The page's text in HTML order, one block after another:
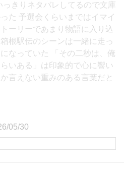
っきりネタバレしてるので文庫
た 予選会くらいまではイマイ
ーリーであまり物語に入り込
根駅伝のシーンは一緒に走っ
なっていた 「その二秒は、俺
いある」は印象的で心に響い
言えない重みのある言葉だと
05/30